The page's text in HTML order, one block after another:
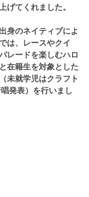
げてくれました。
身のネイティブによ
は、レースやクイ
レードを楽しむハロ
在籍生を対象とした
未就学児はクラフト
発表）を行いまし